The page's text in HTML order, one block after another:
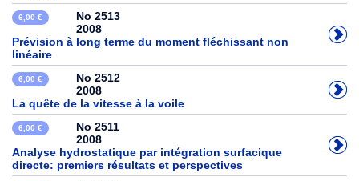
6,00 €
No 2513
2008
Prévision à long terme du moment fléchissant non
linéaire
6,00 €
No 2512
2008
La quête de la vitesse à la voile
6,00 €
No 2511
2008
Analyse hydrostatique par intégration surfacique
directe: premiers résultats et perspectives